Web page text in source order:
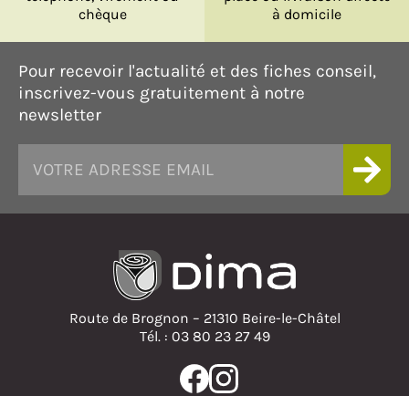
chèque
à domicile
Pour recevoir l'actualité et des fiches conseil,
inscrivez-vous gratuitement à notre
newsletter
Route de Brognon – 21310 Beire-le-Châtel
Tél. : 03 80 23 27 49